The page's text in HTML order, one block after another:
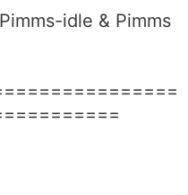
idle & Pimms